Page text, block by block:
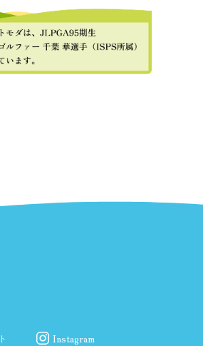
Instagram